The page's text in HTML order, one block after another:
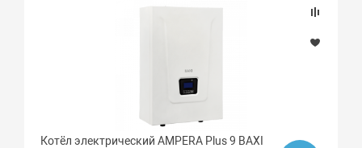
Котёл электрический AMPERA Plus 9 BAXI